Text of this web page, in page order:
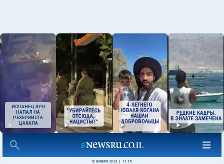
ИСПАНЕЦ ЗРЯ
НАПАЛ НА
РЕЗЕРВИСТА
ЦАХАЛА
10 НОЯБРЯ 2023 11:15